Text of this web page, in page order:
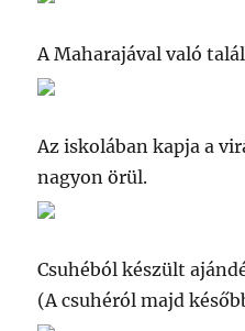
A Maharajával való
Az iskolában kapja a
nagyon örül.
Csuhéból készült
(A csuhéról majd